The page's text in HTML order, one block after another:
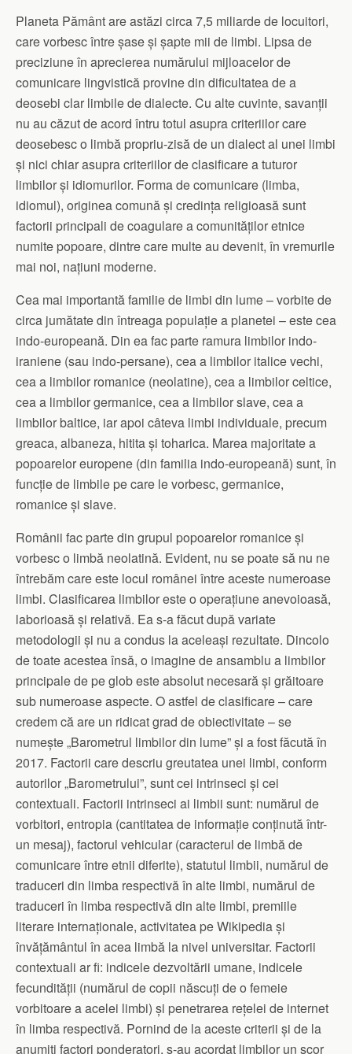
Planeta Pământ are astăzi circa 7,5 miliarde de locuitori,
care vorbesc între șase și șapte mii de limbi. Lipsa de
preciziune în aprecierea numărului mijloacelor de
comunicare lingvistică provine din dificultatea de a
deosebi clar limbile de dialecte. Cu alte cuvinte, savanții
nu au căzut de acord întru totul asupra criteriilor care
deosebesc o limbă propriu-zisă de un dialect al unei limbi
și nici chiar asupra criteriilor de clasificare a tuturor
limbilor și idiomurilor. Forma de comunicare (limba,
idiomul), originea comună și credința religioasă sunt
factorii principali de coagulare a comunităților etnice
numite popoare, dintre care multe au devenit, în vremurile
mai noi, națiuni moderne.
Cea mai importantă familie de limbi din lume – vorbite de
circa jumătate din întreaga populație a planetei – este cea
indo-europeană. Din ea fac parte ramura limbilor indo-
iraniene (sau indo-persane), cea a limbilor italice vechi,
cea a limbilor romanice (neolatine), cea a limbilor celtice,
cea a limbilor germanice, cea a limbilor slave, cea a
limbilor baltice, iar apoi câteva limbi individuale, precum
greaca, albaneza, hitita și toharica. Marea majoritate a
popoarelor europene (din familia indo-europeană) sunt, în
funcție de limbile pe care le vorbesc, germanice,
romanice și slave.
Românii fac parte din grupul popoarelor romanice și
vorbesc o limbă neolatină. Evident, nu se poate să nu ne
întrebăm care este locul românei între aceste numeroase
limbi. Clasificarea limbilor este o operațiune anevoioasă,
laborioasă și relativă. Ea s-a făcut după variate
metodologii și nu a condus la aceleași rezultate. Dincolo
de toate acestea însă, o imagine de ansamblu a limbilor
principale de pe glob este absolut necesară și grăitoare
sub numeroase aspecte. O astfel de clasificare – care
credem că are un ridicat grad de obiectivitate – se
numește „Barometrul limbilor din lume” și a fost făcută în
2017. Factorii care descriu greutatea unei limbi, conform
autorilor „Barometrului”, sunt cei intrinseci și cei
contextuali. Factorii intrinseci ai limbii sunt: numărul de
vorbitori, entropia (cantitatea de informație conținută într-
un mesaj), factorul vehicular (caracterul de limbă de
comunicare între etnii diferite), statutul limbii, numărul de
traduceri din limba respectivă în alte limbi, numărul de
traduceri în limba respectivă din alte limbi, premiile
literare internaționale, activitatea pe Wikipedia și
învățământul în acea limbă la nivel universitar. Factorii
contextuali ar fi: indicele dezvoltării umane, indicele
fecundității (numărul de copii născuți de o femeie
vorbitoare a acelei limbi) și penetrarea rețelei de internet
în limba respectivă. Pornind de la aceste criterii și de la
anumiți factori ponderatori, s-au acordat limbilor un scor